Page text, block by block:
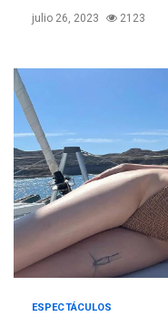
julio 26, 2023 2123
ESPECTÁCULOS